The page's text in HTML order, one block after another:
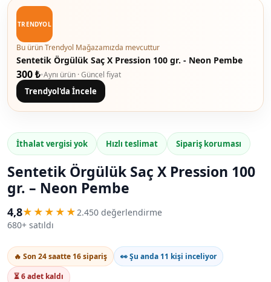
TRENDYOL
Bu ürün Trendyol Mağazamızda mevcuttur
Sentetik Örgülük Saç X Pression 100 gr. - Neon Pembe
300 ₺•Aynı ürün · Güncel fiyat
Trendyol'da İncele
İthalat vergisi yok Hızlı teslimat Sipariş koruması
Sentetik Örgülük Saç X Pression 100
gr. – Neon Pembe
4,8★★★★★ 2.450 değerlendirme
680+ satıldı
🔥 Son 24 saatte 16 sipariş
👀 Şu anda 11 kişi inceliyor
⏳ 6 adet kaldı